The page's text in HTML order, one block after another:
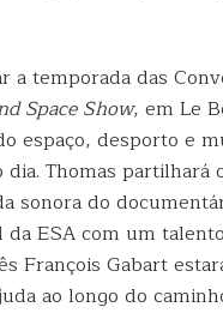
a temporada das
Space Show, em Le
espaço, desporto e
Thomas partilhará
sonora do
ESA com um talento
François Gabart
ao longo do